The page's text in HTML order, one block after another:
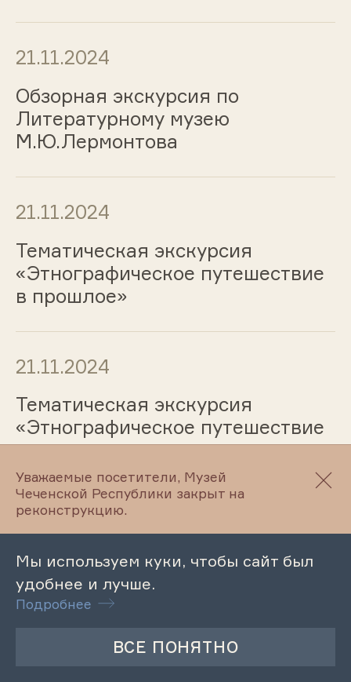
21.11.2024
Обзорная экскурсия по
Литературному музею
М.Ю.Лермонтова
21.11.2024
Тематическая экскурсия
«Этнографическое путешествие
в прошлое»
21.11.2024
Тематическая экскурсия
«Этнографическое путешествие
в прошлое»
20.11.2024
Обзорная экскурсия по
Махкетинскому краеведческому
музею
Уважаемые посетители, Музей
Чеченской Республики закрыт на
реконструкцию.
Мы используем куки, чтобы сайт был
удобнее и лучше.
Подробнее